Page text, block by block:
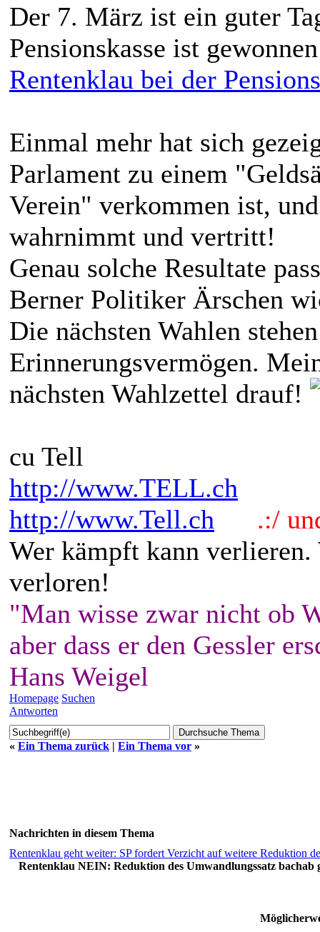
Der 7. März ist ein guter
Pensionskasse ist
Rentenklau bei der
Einmal mehr hat sich
Parlament zu einem
Verein" verkommen ist,
wahrnimmt und vertritt!
Genau solche Resultate
Berner Politiker Ärschen
Die nächsten Wahlen
Erinnerungsvermögen.
nächsten Wahlzettel drauf!
cu Tell
http://www.TELL.ch
http://www.Tell.ch
.:/
Wer kämpft kann
verloren!
"Man wisse zwar nicht ob
aber dass er den Gessler
Hans Weigel
Homepage Suchen
Antworten
« Ein Thema zurück | Ein Thema vor »
Nachrichten in diesem Thema
Rentenklau geht weiter: SP fordert Verzicht auf weitere Reduktion
Rentenklau NEIN: Reduktion des Umwandlungssatz bachab